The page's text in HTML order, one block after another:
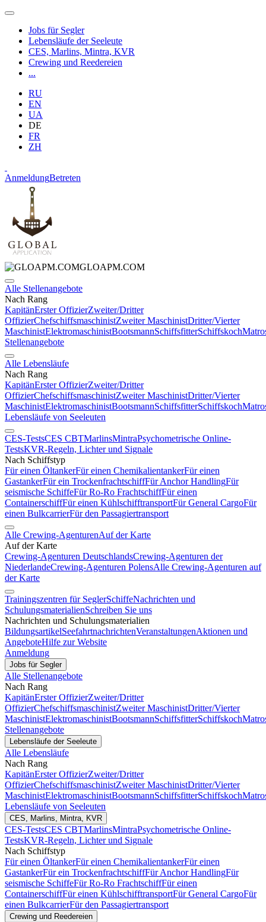
Jobs für Segler
Lebensläufe der Seeleute
CES, Marlins, Mintra, KVR
Crewing und Reedereien
...
RU
EN
UA
DE
FR
ZH
AnmeldungBetreten
GLOAPM.COM
Alle Stellenangebote
Nach Rang
KapitänErster OffizierZweiter/Dritter
OffizierChefschiffsmaschinistZweiter MaschinistDritter/Vierter
MaschinistElektromaschinistBootsmannSchiffsfitterSchiffskoch
Stellenangebote
Alle Lebensläufe
Nach Rang
KapitänErster OffizierZweiter/Dritter
OffizierChefschiffsmaschinistZweiter MaschinistDritter/Vierter
MaschinistElektromaschinistBootsmannSchiffsfitterSchiffskoch
Lebensläufe von Seeleuten
CES-TestsCES CBTMarlinsMintraPsychometrische Online-
TestsKVR-Regeln, Lichter und Signale
Nach Schiffstyp
Für einen ÖltankerFür einen ChemikalientankerFür einen
GastankerFür ein TrockenfrachtschiffFür Anchor HandlingFür
seismische SchiffeFür Ro-Ro FrachtschiffFür einen
ContainerschiffFür einen KühlschifftransportFür General CargoFür
einen BulkcarrierFür den Passagiertransport
Alle Crewing-AgenturenAuf der Karte
Auf der Karte
Crewing-Agenturen DeutschlandsCrewing-Agenturen der
NiederlandeCrewing-Agenturen PolensAlle Crewing-Agenturen auf
der Karte
Trainingszentren für SeglerSchiffeNachrichten und
SchulungsmaterialienSchreiben Sie uns
Nachrichten und Schulungsmaterialien
BildungsartikelSeefahrtnachrichtenVeranstaltungenAktionen und
AngeboteHilfe zur Website
Anmeldung
Jobs für Segler
Alle Stellenangebote
Nach Rang
KapitänErster OffizierZweiter/Dritter
OffizierChefschiffsmaschinistZweiter MaschinistDritter/Vierter
MaschinistElektromaschinistBootsmannSchiffsfitterSchiffskoch
Stellenangebote
Lebensläufe der Seeleute
Alle Lebensläufe
Nach Rang
KapitänErster OffizierZweiter/Dritter
OffizierChefschiffsmaschinistZweiter MaschinistDritter/Vierter
MaschinistElektromaschinistBootsmannSchiffsfitterSchiffskoch
Lebensläufe von Seeleuten
CES, Marlins, Mintra, KVR
CES-TestsCES CBTMarlinsMintraPsychometrische Online-
TestsKVR-Regeln, Lichter und Signale
Nach Schiffstyp
Für einen ÖltankerFür einen ChemikalientankerFür einen
GastankerFür ein TrockenfrachtschiffFür Anchor HandlingFür
seismische SchiffeFür Ro-Ro FrachtschiffFür einen
ContainerschiffFür einen KühlschifftransportFür General CargoFür
einen BulkcarrierFür den Passagiertransport
Crewing und Reedereien